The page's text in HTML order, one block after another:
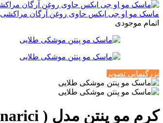
ماسک مو او جی ایکس حاوی روغن آرگان مراکشی 300میل
اتمام موجودی
بزرگنمایی تصویر
کرم مو پنتن مدل ( onarici) 300میل